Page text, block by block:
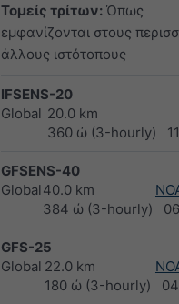
Τομείς τρίτων: Όπως
εμφανίζονται στους
άλλους ιστότοπους
IFSENS-20
Global 20.0 km
360 ώ (3-hourly)
GFSENS-40
Global40.0 km
384 ώ (3-hourly)
GFS-25
Global 22.0 km
180 ώ (3-hourly)